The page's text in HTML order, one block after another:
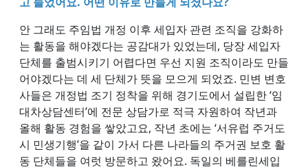
안 그래도 주임법 개정 이후 세입자 관련 조직을 강화하
는 활동을 해야겠다는 공감대가 있었는데, 당장 세입자
단체를 출범시키기 어렵다면 우선 지원 조직이라도 만들
어야겠다는 데 세 단체가 뜻을 모으게 되었죠. 민변 변호
사들은 개정법 조기 정착을 위해 경기도에서 설립한 ‘임
대차상담센터’에 전문 상담가로 적극 자원하여 작년과
올해 활동 경험을 쌓았고요, 작년 초에는 ‘서유럽 주거도
시 민생기행’을 같이 가서 다른 나라들의 주거권 보호 활
동 단체들을 여럿 방문하고 왔어요. 독일의 베를린세입